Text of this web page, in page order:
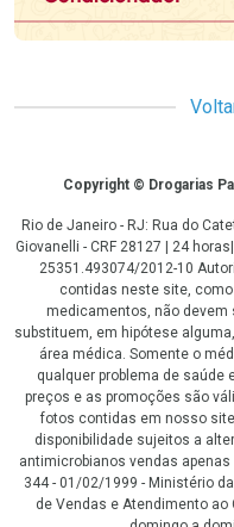
CopyrightCopyright © Drogarias
Rio de Janeiro - RJ: Rua do
Giovanelli - CRF 28127 | 24
25351.493074/2012-10
contidas neste site,
medicamentos, não devem
substituem, em hipótese
área médica. Somente o
qualquer problema de saúde
preços e as promoções são
fotos contidas em nosso
disponibilidade sujeitos a
antimicrobianos vendas
344 - 01/02/1999 - Ministério
de Vendas e Atendimento ao